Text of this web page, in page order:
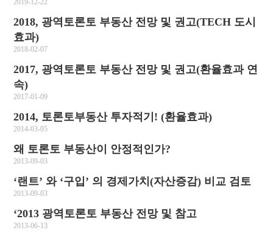
2019-12-22
2018, 광역토론토 부동산 전망 및 권고(TECH 도시
효과)
2018-02-07
2017, 광역토론토 부동산 전망 및 권고(환율효과 연
속)
2017-01-09
2014, 토론토부동산 투자적기! (환율효과)
2014-03-05
왜 토론토 부동산이 안정적인가?
2013-09-03
‘랜트’ 와 ‘구입’ 의 경제가치(자산증감) 비교 검토
2013-09-03
‘2013 광역토론토 부동산 전망 및 참고
2013-06-13